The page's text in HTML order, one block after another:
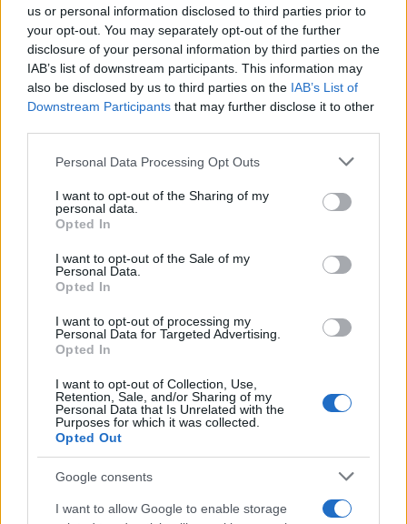
us or personal information disclosed to third parties prior to
your opt-out. You may separately opt-out of the further
disclosure of your personal information by third parties on the
IAB’s list of downstream participants. This information may
also be disclosed by us to third parties on the IAB’s List of
Downstream Participants that may further disclose it to other
Please note that this website/app uses one or more Google
not limited to your visit or usage behaviour. You may click to
grant or deny consent to Google and its third-party tags to
use your data for below specified purposes in below Google
consent section.
Personal Data Processing Opt Outs
I want to opt-out of the Sharing of my
personal data.
Opted In
I want to opt-out of the Sale of my
Personal Data.
Opted In
I want to opt-out of processing my
Personal Data for Targeted Advertising.
Opted In
I want to opt-out of Collection, Use,
Retention, Sale, and/or Sharing of my
Personal Data that Is Unrelated with the
Purposes for which it was collected.
Opted Out
Google consents
I want to allow Google to enable storage
Debrecenbe érkezett a Kertész
Imre fiatalkorát bemutató
kiállítás
2020. szeptember 30.
Csillagos ház lett a Kertész Imre
Intézet: ötcsillagos
Wallenstein Róbert
2020. szeptember 15.